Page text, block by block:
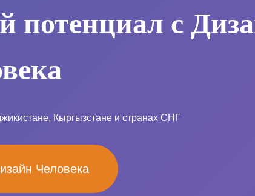
потенциал с
Кыргызстане и странах СНГ
Человека